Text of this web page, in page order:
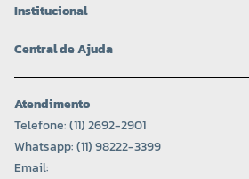
Institucional
Central de Ajuda
Atendimento
Telefone: (11) 2692-2901
Whatsapp: (11) 98222-3399
Email: